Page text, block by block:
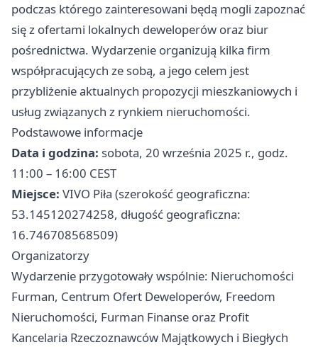
podczas którego zainteresowani będą mogli zapoznać
się z ofertami lokalnych deweloperów oraz biur
pośrednictwa. Wydarzenie organizują kilka firm
współpracujących ze sobą, a jego celem jest
przybliżenie aktualnych propozycji mieszkaniowych i
usług związanych z rynkiem nieruchomości.
Podstawowe informacje
Data i godzina: sobota, 20 września 2025 r., godz.
11:00 – 16:00 CEST
Miejsce: VIVO Piła (szerokość geograficzna:
53.145120274258, długość geograficzna:
16.746708568509)
Organizatorzy
Wydarzenie przygotowały wspólnie: Nieruchomości
Furman, Centrum Ofert Deweloperów, Freedom
Nieruchomości, Furman Finanse oraz Profit
Kancelaria Rzeczoznawców Majątkowych i Biegłych